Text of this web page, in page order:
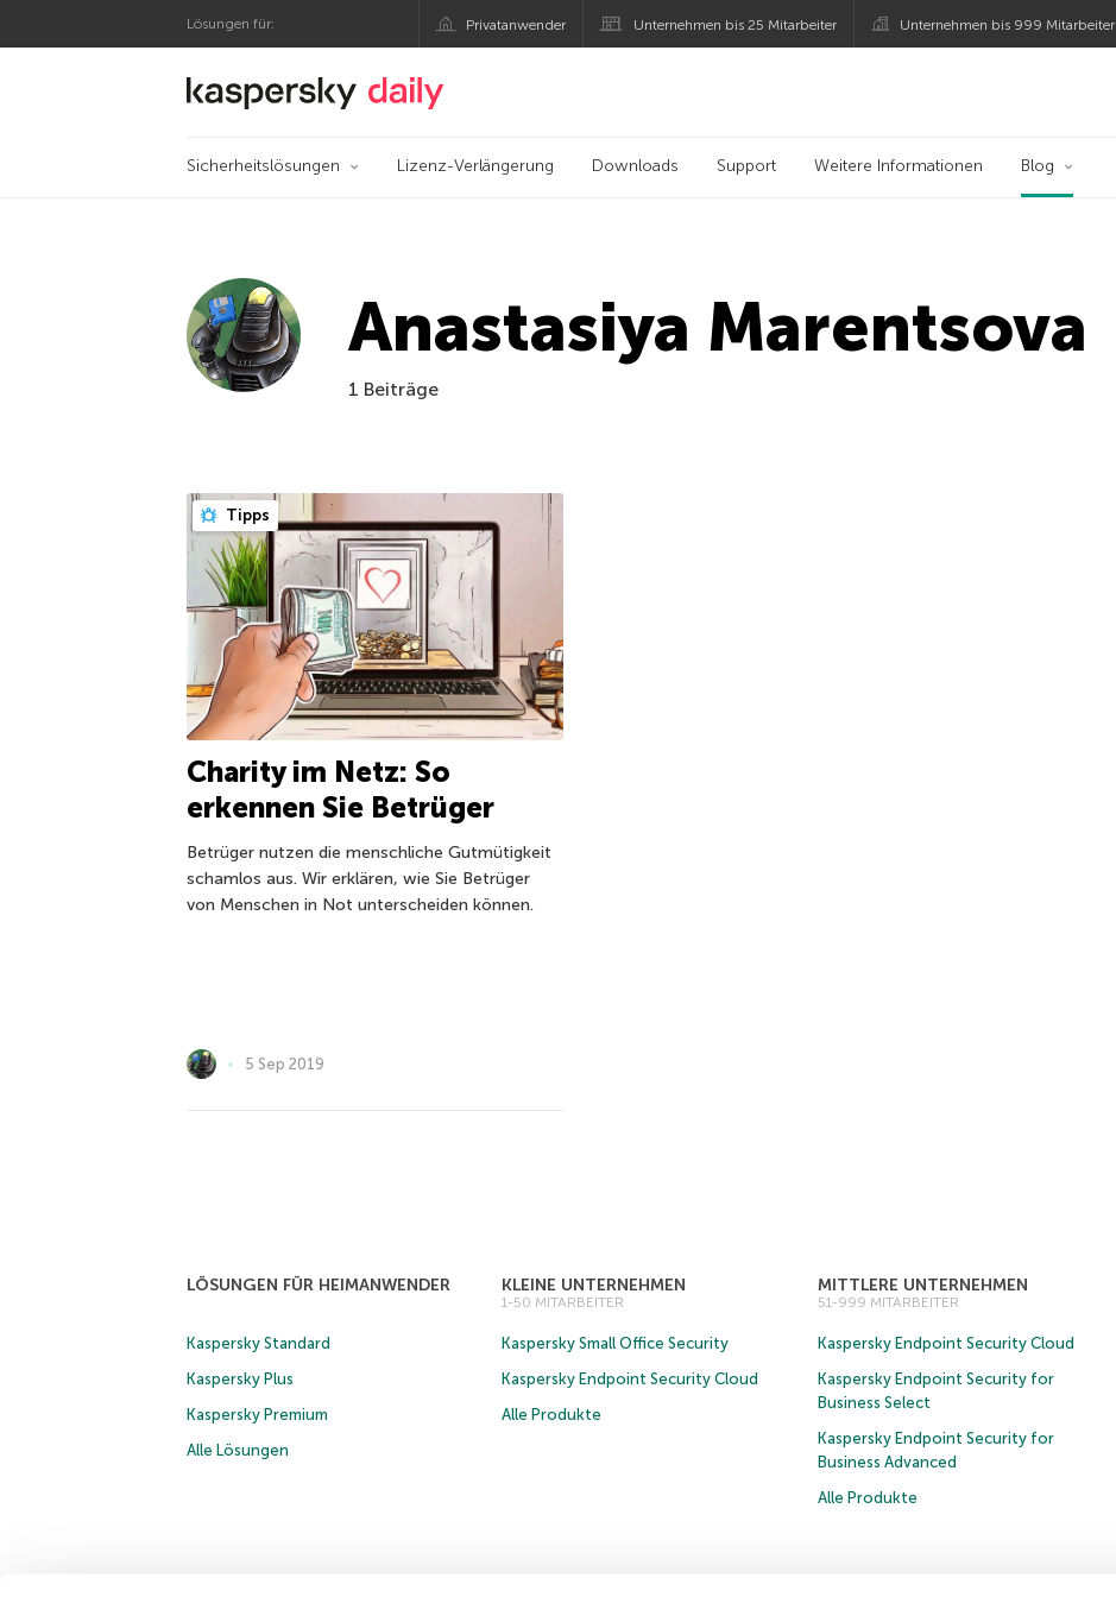
Lösungen für: Privatanwender Unternehmen bis 25 Mitarbeiter Unternehmen bis 999 Mitarbeiter
Offizieller Blog von Kaspersky
Sicherheitslösungen Lizenz-Verlängerung Downloads Support Weitere Informationen Blog
Anastasiya Marentsova
1 Beiträge
Tipps
Charity im Netz: So
erkennen Sie Betrüger
Betrüger nutzen die menschliche Gutmütigkeit
schamlos aus. Wir erklären, wie Sie Betrüger
von Menschen in Not unterscheiden können.
5 Sep 2019
LÖSUNGEN FÜR HEIMANWENDER
Kaspersky Standard
Kaspersky Plus
Kaspersky Premium
Alle Lösungen
KLEINE UNTERNEHMEN
1-50 MITARBEITER
Kaspersky Small Office Security
Kaspersky Endpoint Security Cloud
Alle Produkte
MITTLERE UNTERNEHMEN
51-999 MITARBEITER
Kaspersky Endpoint Security Cloud
Kaspersky Endpoint Security for
Business Select
Kaspersky Endpoint Security for
Business Advanced
Alle Produkte